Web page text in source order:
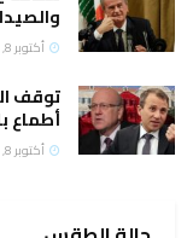
أكتوبر 8, 2022
توقف
أطماع
أكتوبر 8, 2022